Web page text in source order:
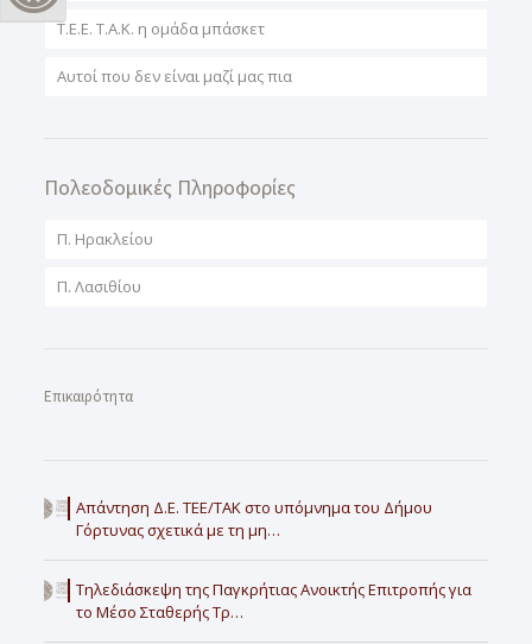
T.E.E. T.A.K. η ομάδα μπάσκετ
Αυτοί που δεν είναι μαζί μας πια
Πολεοδομικές Πληροφορίες
Π. Ηρακλείου
Π. Λασιθίου
Επικαιρότητα
Απάντηση Δ.Ε. ΤΕΕ/ΤΑΚ στο υπόμνημα του Δήμου
Γόρτυνας σχετικά με τη μη…
Τηλεδιάσκεψη της Παγκρήτιας Ανοικτής Επιτροπής για
το Μέσο Σταθερής Τρ…